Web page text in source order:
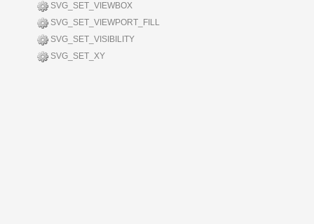
SVG_SET_VIEWBOX
SVG_SET_VIEWPORT_FILL
SVG_SET_VISIBILITY
SVG_SET_XY